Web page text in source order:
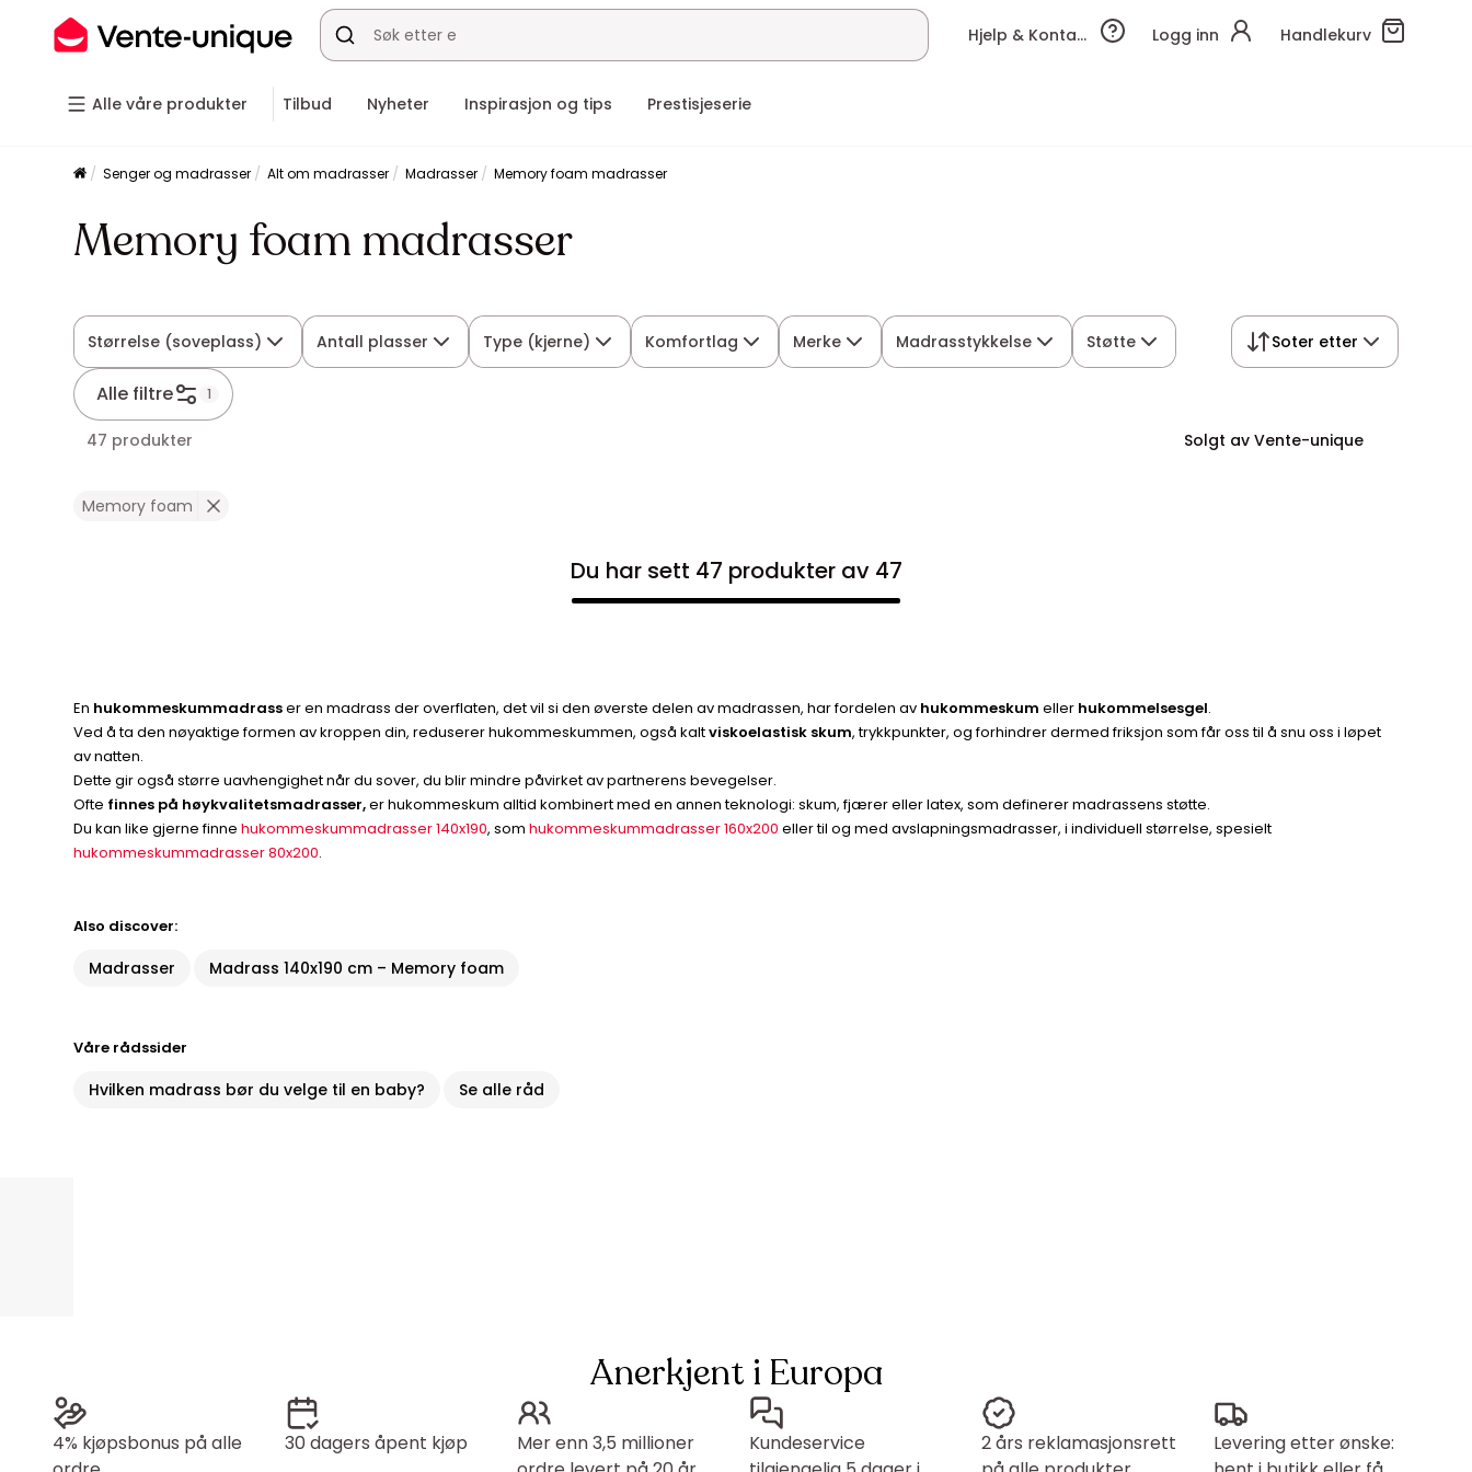
Hjelp & Kontakt Logg inn Handlekurv
Alle våre produkter Tilbud Nyheter Inspirasjon og tips Prestisjeserie
Senger og madrasser Alt om madrasser Madrasser Memory foam madrasser
Memory foam madrasser
Størrelse (soveplass) Antall plasser Type (kjerne) Komfortlag Merke Madrasstykkelse Støtte
Alle filtre 1
Soter etter
47 produkter Solgt av Vente-unique
Memory foam
Du har sett 47 produkter av 47
En hukommeskummadrasser en madrass der overflaten, det vil si den øverste delen av madrassen, har fordelen av hukommeskum eller hukommelsesgel.
Ved å ta den nøyaktige formen av kroppen din, reduserer hukommeskummen, også kaltviskoelastisk skum, trykkpunkter, og forhindrer dermed friksjon som får oss til å snu oss i løpet
av natten.
Dette gir også større uavhengighet når du sover, du blir mindre påvirket av partnerens bevegelser.
Ofte finnes på høykvalitetsmadrasser,er hukommeskum alltid kombinert med en annen teknologi: skum, fjærer eller latex, som definerer madrassens støtte.
Du kan like gjerne finnehukommeskummadrasser 140x190, somhukommeskummadrasser 160x200 eller til og med avslapningsmadrasser, i individuell størrelse, spesielt
hukommeskummadrasser 80x200.
Also discover:
Madrasser Madrass 140x190 cm – Memory foam
Våre rådssider
Hvilken madrass bør du velge til en baby? Se alle råd
Anerkjent i Europa
4% kjøpsbonus på alle
30 dagers åpent kjøp
Mer enn 3,5 millioner
Kundeservice
2 års reklamasjonsrett
Levering etter ønske: